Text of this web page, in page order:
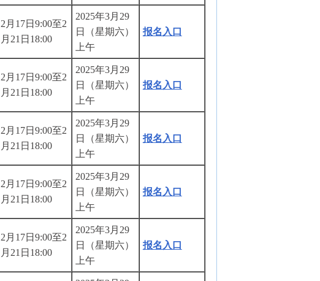
2月17日9:00至2
月21日18:00
2025年3月29
日（星期六）
上午
报名入口
2月17日9:00至2
月21日18:00
2025年3月29
日（星期六）
上午
报名入口
2月17日9:00至2
月21日18:00
2025年3月29
日（星期六）
上午
报名入口
2月17日9:00至2
月21日18:00
2025年3月29
日（星期六）
上午
报名入口
2月17日9:00至2
月21日18:00
2025年3月29
日（星期六）
上午
报名入口